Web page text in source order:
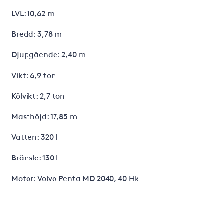
LVL: 10,62 m
Bredd: 3,78 m
Djupgående: 2,40 m
Vikt: 6,9 ton
Kölvikt: 2,7 ton
Masthöjd: 17,85 m
Vatten: 320 l
Bränsle: 130 l
Motor: Volvo Penta MD 2040, 40 Hk